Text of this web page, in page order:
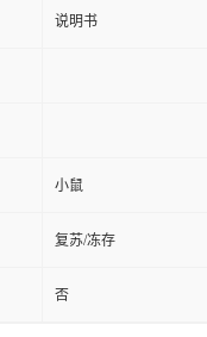
说明书
小鼠
复苏/冻存
否